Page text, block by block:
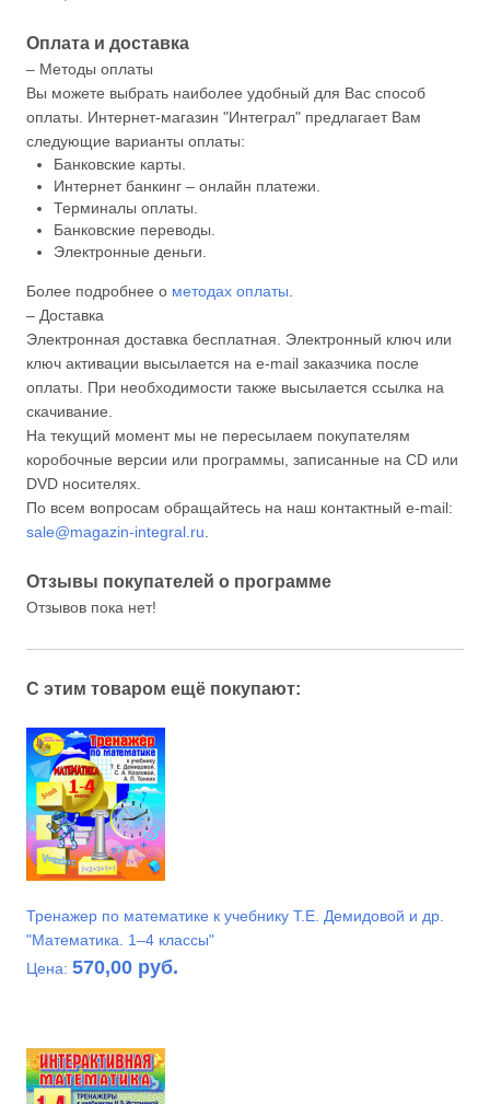
Оплата и доставка
– Методы оплаты
Вы можете выбрать наиболее удобный для Вас способ
оплаты. Интернет-магазин "Интеграл" предлагает Вам
следующие варианты оплаты:
Банковские карты.
Интернет банкинг – онлайн платежи.
Терминалы оплаты.
Банковские переводы.
Электронные деньги.
Более подробнее о методах оплаты
– Доставка
Электронная доставка бесплатная. Электронный ключ или
ключ активации высылается на e-mail заказчика после
оплаты. При необходимости также высылается ссылка на
скачивание.
На текущий момент мы не пересылаем покупателям
коробочные версии или программы, записанные на CD или
DVD носителях.
По всем вопросам обращайтесь на наш контактный e-mail:
sale@magazin-integral.ru
Отзывы покупателей о программе
Отзывов пока нет!
С этим товаром ещё покупают:
Тренажер по математике к учебнику Т.Е. Демидовой и др.
"Математика. 1–4 классы"
Цена: 570,00 руб.